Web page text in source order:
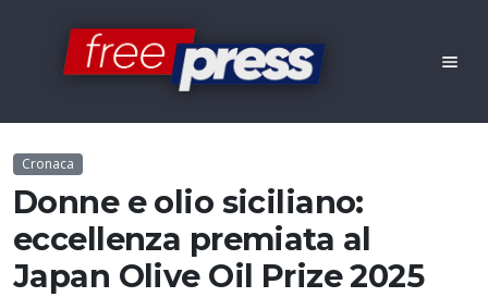
Cronaca
Donne e olio siciliano:
eccellenza premiata al
Japan Olive Oil Prize 2025